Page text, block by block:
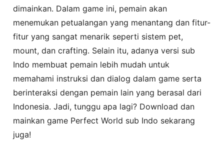
dimainkan. Dalam game ini, pemain akan
menemukan petualangan yang menantang dan fitur-
fitur yang sangat menarik seperti sistem pet,
mount, dan crafting. Selain itu, adanya versi sub
Indo membuat pemain lebih mudah untuk
memahami instruksi dan dialog dalam game serta
berinteraksi dengan pemain lain yang berasal dari
Indonesia. Jadi, tunggu apa lagi? Download dan
mainkan game Perfect World sub Indo sekarang
juga!